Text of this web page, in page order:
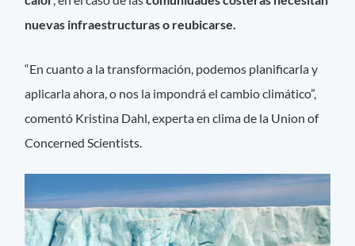
nuevas infraestructuras o reubicarse.
“En cuanto a la transformación, podemos planificarla y
aplicarla ahora, o nos la impondrá el cambio climático”,
comentó Kristina Dahl, experta en clima de la Union of
Concerned Scientists.